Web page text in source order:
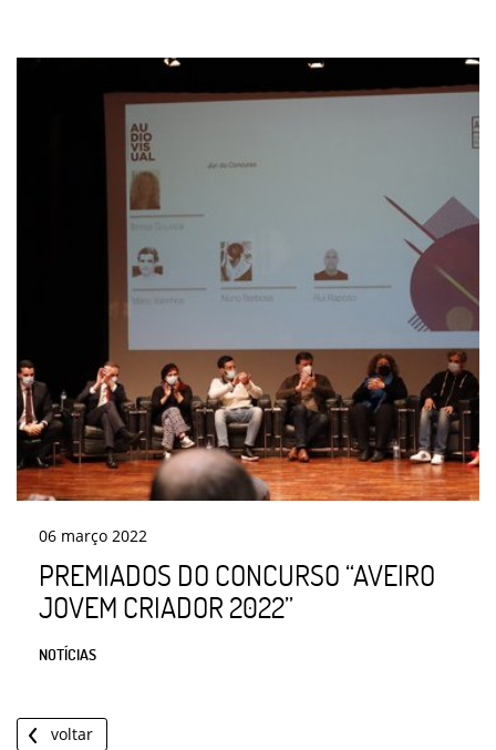
06 março 2022
PREMIADOS DO CONCURSO “AVEIRO
JOVEM CRIADOR 2022”
NOTÍCIAS
voltar